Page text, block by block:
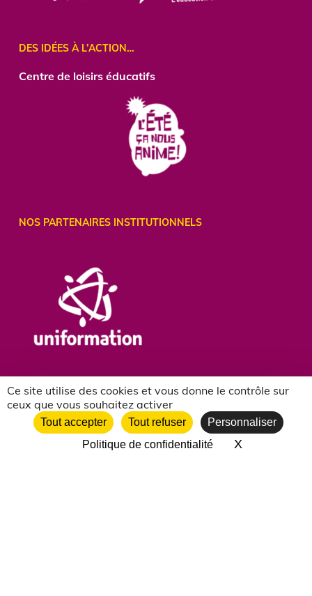
Ce site utilise des cookies et vous donne le contrôle sur
ceux que vous souhaitez activer
Tout accepter Tout refuser
Personnaliser
Politique de confidentialité
XMasquer le
DES IDÉES À L’ACTION…
Centrede loisirs éducatifs
NOS PARTENAIRES INSTITUTIONNELS
NOS PARTENAIRES ASSOCIATIFS